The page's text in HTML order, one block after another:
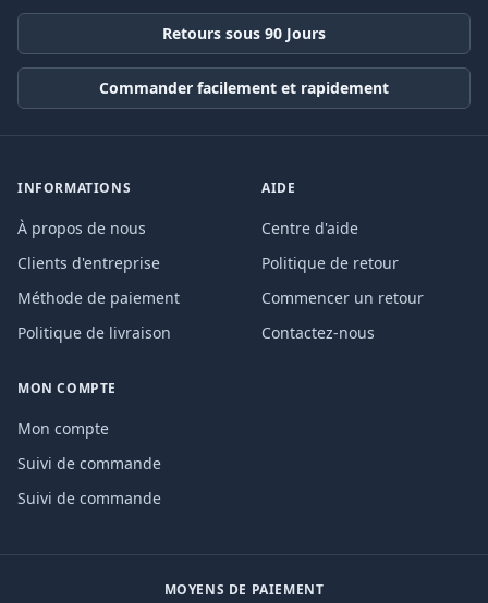
Retours sous 90 Jours
Commander facilement et rapidement
INFORMATIONS
À propos de nous
Clients d'entreprise
Méthode de paiement
Politique de livraison
AIDE
Centre d'aide
Politique de retour
Commencer un retour
Contactez-nous
MON COMPTE
Mon compte
Suivi de commande
Suivi de commande
MOYENS DE PAIEMENT